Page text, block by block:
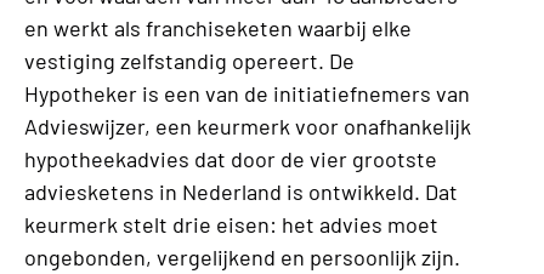
en werkt als franchiseketen waarbij elke
vestiging zelfstandig opereert. De
Hypotheker is een van de initiatiefnemers van
Advieswijzer, een keurmerk voor onafhankelijk
hypotheekadvies dat door de vier grootste
adviesketens in Nederland is ontwikkeld. Dat
keurmerk stelt drie eisen: het advies moet
ongebonden, vergelijkend en persoonlijk zijn.